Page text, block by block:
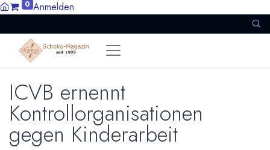
0 Anmelden
ICVB ernennt
Kontrollorganisationen
gegen Kinderarbeit